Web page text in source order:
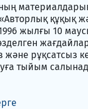
құқық
жылғы 10
және рұқсатсыз
тыйым